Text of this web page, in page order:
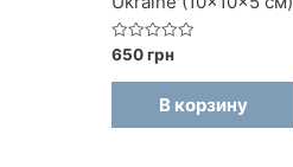
Оценка
0
из
650грн
В корзину